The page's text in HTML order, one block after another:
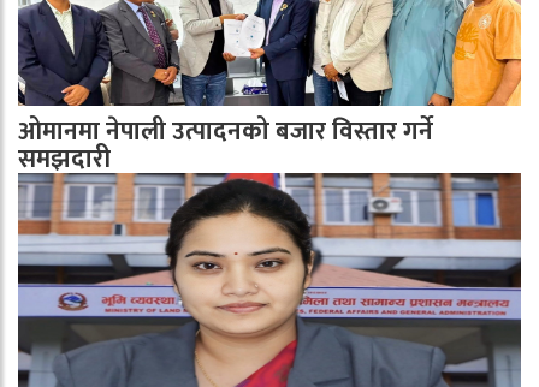
ओमानमा नेपाली उत्पादनको बजार विस्तार गर्ने
समझदारी